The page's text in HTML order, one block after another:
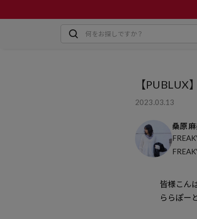
【PUBLUX
2023.03.13
桑原
皆様こん
ららぽー